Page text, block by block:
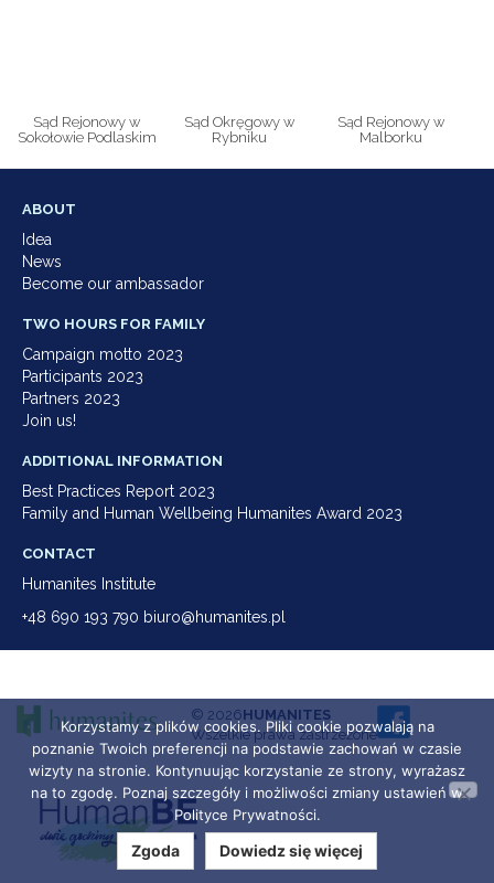
Sąd Rejonowy w
Sokołowie Podlaskim
Sąd Okręgowy w
Rybniku
Sąd Rejonowy w
Malborku
ABOUT
Idea
News
Become our ambassador
TWO HOURS FOR FAMILY
Campaign motto 2023
Participants 2023
Partners 2023
Join us!
ADDITIONAL INFORMATION
Best Practices Report 2023
Family and Human Wellbeing Humanites Award 2023
CONTACT
Humanites Institute
+48 690 193 790 biuro@humanites.pl
Korzystamy z plików cookies. Pliki cookie pozwalają na
poznanie Twoich preferencji na podstawie zachowań w czasie
wizyty na stronie. Kontynuując korzystanie ze strony, wyrażasz
na to zgodę. Poznaj szczegóły i możliwości zmiany ustawień w
Polityce Prywatności.
Zgoda Dowiedz się więcej
© 2026HUMANITES
Wszelkie prawa zastrzeżone